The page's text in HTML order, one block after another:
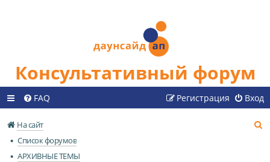
Консультативный форум
FAQ Вход
Регистрация
На сайт
Список форумов
АРХИВНЫЕ ТЕМЫ